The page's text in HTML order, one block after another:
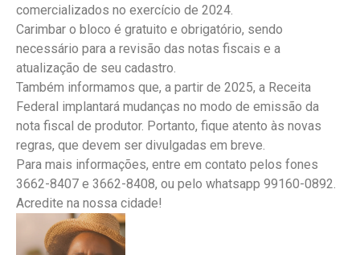
comercializados no exercício de 2024.
Carimbar o bloco é gratuito e obrigatório, sendo
necessário para a revisão das notas fiscais e a
atualização de seu cadastro.
Também informamos que, a partir de 2025, a Receita
Federal implantará mudanças no modo de emissão da
nota fiscal de produtor. Portanto, fique atento às novas
regras, que devem ser divulgadas em breve.
Para mais informações, entre em contato pelos fones
3662-8407 e 3662-8408, ou pelo whatsapp 99160-0892.
Acredite na nossa cidade!